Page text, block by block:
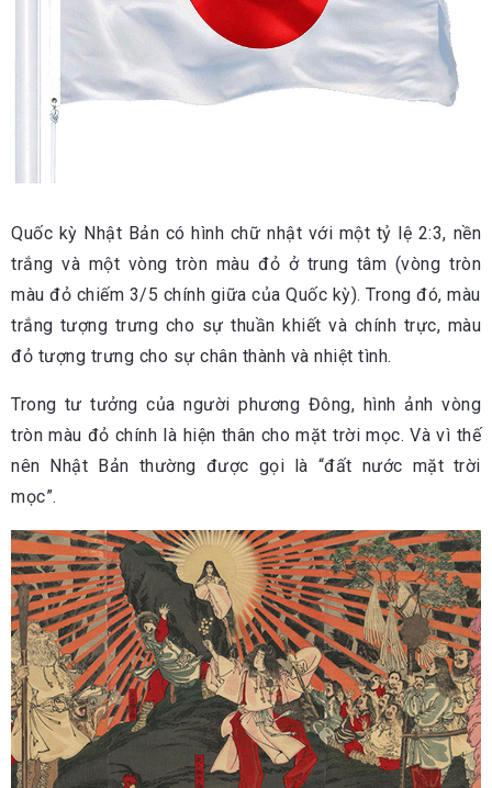
Quốc kỳ Nhật Bản có hình chữ nhật với một tỷ lệ 2:3, nền
trắng và một vòng tròn màu đỏ ở trung tâm (vòng tròn
màu đỏ chiếm 3/5 chính giữa của Quốc kỳ). Trong đó, màu
trắng tượng trưng cho sự thuần khiết và chính trực, màu
đỏ tượng trưng cho sự chân thành và nhiệt tình.
Trong tư tưởng của người phương Đông, hình ảnh vòng
tròn màu đỏ chính là hiện thân cho mặt trời mọc. Và vì thế
nên Nhật Bản thường được gọi là “đất nước mặt trời
mọc”.